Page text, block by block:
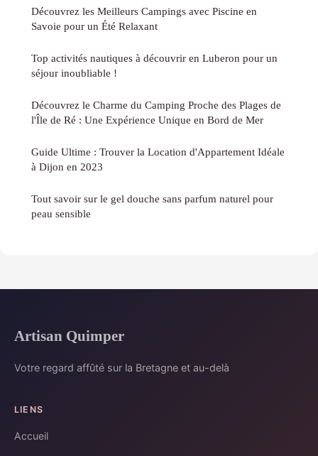
Découvrez les Meilleurs Campings avec Piscine en
Savoie pour un Été Relaxant
Top activités nautiques à découvrir en Luberon pour un
séjour inoubliable !
Découvrez le Charme du Camping Proche des Plages de
l'Île de Ré : Une Expérience Unique en Bord de Mer
Guide Ultime : Trouver la Location d'Appartement Idéale
à Dijon en 2023
Tout savoir sur le gel douche sans parfum naturel pour
peau sensible
Artisan Quimper
Votre regard affûté sur la Bretagne et au-delà
LIENS
Accueil